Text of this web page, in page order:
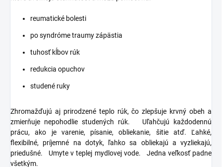
reumatické bolesti
po syndróme traumy zápästia
tuhosť kĺbov rúk
redukcia opuchov
studené ruky
Zhromažďujú aj prirodzené teplo rúk, čo zlepšuje krvný obeh a
zmierňuje nepohodlie studených rúk.
Uľahčujú každodennú
prácu, ako je varenie, písanie, obliekanie, šitie atď. Ľahké,
flexibilné, príjemné na dotyk, ľahko sa obliekajú a vyzliekajú,
priedušné.
Umyte v teplej mydlovej vode.
Jedna veľkosť padne
všetkým.